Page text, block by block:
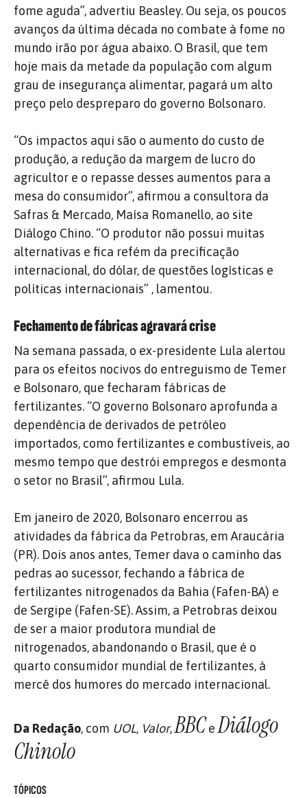
fome aguda”, advertiu Beasley. Ou seja, os poucos
avanços da última década no combate à fome no
mundo irão por água abaixo. O Brasil, que tem
hoje mais da metade da população com algum
grau de insegurança alimentar, pagará um alto
preço pelo despreparo do governo Bolsonaro.
“Os impactos aqui são o aumento do custo de
produção, a redução da margem de lucro do
agricultor e o repasse desses aumentos para a
mesa do consumidor”, afirmou a consultora da
Safras & Mercado, Maísa Romanello, ao site
Diálogo Chino. “O produtor não possui muitas
alternativas e fica refém da precificação
internacional, do dólar, de questões logísticas e
políticas internacionais” , lamentou.
Fechamento de fábricas agravará crise
Na semana passada, o ex-presidente Lula alertou
para os efeitos nocivos do entreguismo de Temer
e Bolsonaro, que fecharam fábricas de
fertilizantes. “O governo Bolsonaro aprofunda a
dependência de derivados de petróleo
importados, como fertilizantes e combustíveis, ao
mesmo tempo que destrói empregos e desmonta
o setor no Brasil”, afirmou Lula.
Em janeiro de 2020, Bolsonaro encerrou as
atividades da fábrica da Petrobras, em Araucária
(PR). Dois anos antes, Temer dava o caminho das
pedras ao sucessor, fechando a fábrica de
fertilizantes nitrogenados da Bahia (Fafen-BA) e
de Sergipe (Fafen-SE). Assim, a Petrobras deixou
de ser a maior produtora mundial de
nitrogenados, abandonando o Brasil, que é o
quarto consumidor mundial de fertilizantes, à
mercê dos humores do mercado internacional.
Da Redação, com UOL, Valor,BBC e Diálogo
Chinolo
TÓPICOS